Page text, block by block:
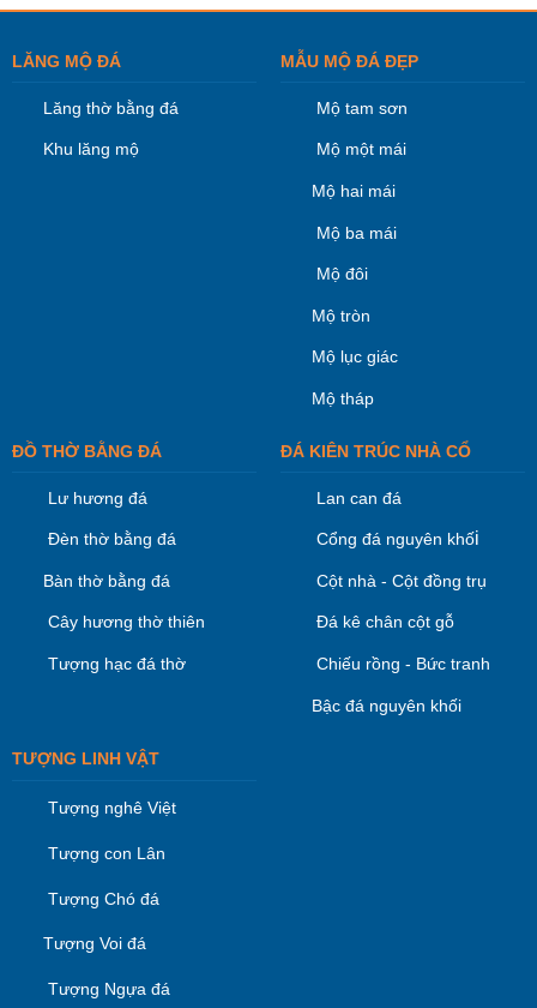
LĂNG MỘ ĐÁ
Lăng thờ bằng đá
Khu lăng mộ
MẪU MỘ ĐÁ ĐẸP
Mộ tam sơn
Mộ một mái
Mộ hai mái
Mộ ba mái
Mộ đôi
Mộ tròn
Mộ lục giác
Mộ tháp
ĐỒ THỜ BẰNG ĐÁ
Lư hương đá
Đèn thờ bằng đá
Bàn thờ bằng đá
Cây hương thờ thiên
Tượng hạc đá thờ
ĐÁ KIÊN TRÚC NHÀ CỔ
Lan can đá
Cổng đá nguyên khối
Cột nhà - Cột đồng trụ
Đá kê chân cột gỗ
Chiếu rồng - Bức tranh
Bậc đá nguyên khối
TƯỢNG LINH VẬT
Tượng nghê Việt
Tượng con Lân
Tượng Chó đá
Tượng Voi đá
Tượng Ngựa đá